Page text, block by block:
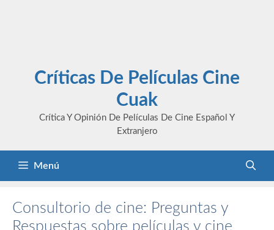
Críticas De Películas Cine
Cuak
Crítica Y Opinión De Películas De Cine Español Y
Extranjero
Menú
Consultorio de cine: Preguntas y
Respuestas sobre películas y cine